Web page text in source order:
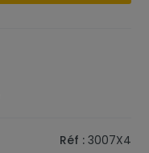
Réf : 3007X4